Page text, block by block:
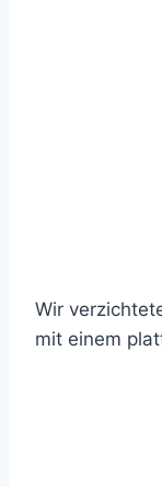
Wir
mit einem